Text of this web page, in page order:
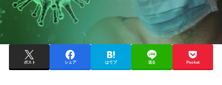
ポスト シェア はてブ 送る Pocket